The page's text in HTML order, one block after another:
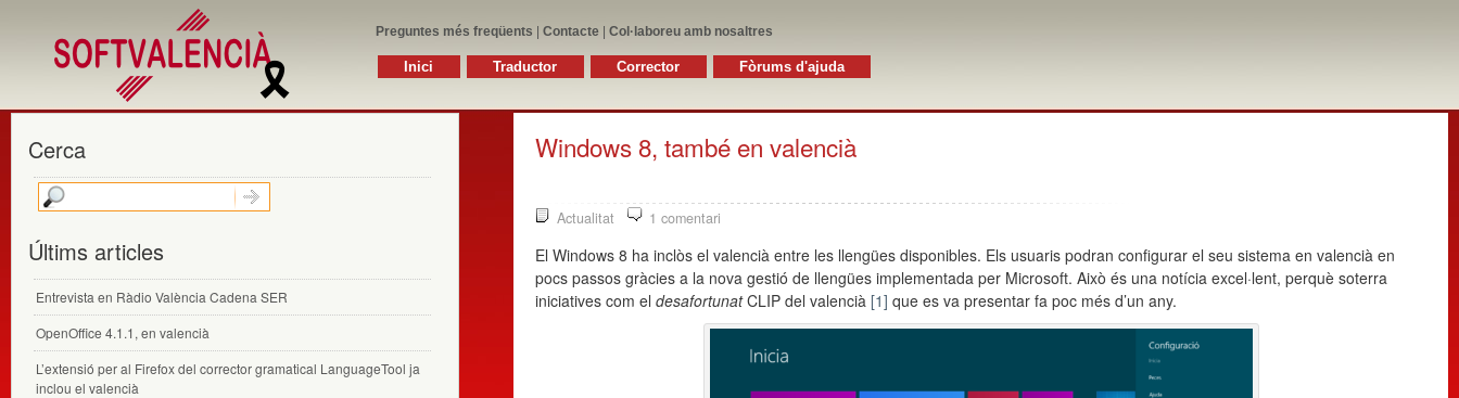
Preguntes més freqüents Contacte Col·laboreu amb nosaltres
Inici Traductor Corrector Fòrums d'ajuda
Windows 8, també en valencià
Actualitat 1 comentari
El Windows 8 ha inclòs el valencià entre les llengües disponibles. Els usuaris podran configurar el seu sistema en valencià en
pocs passos gràcies a la nova gestió de llengües implementada per Microsoft. Això és una notícia excel·lent, perquè soterra
iniciatives com eldesafortunatCLIP del valencià [1] que es va presentar fa poc més d’un any.
Cerca
Últims articles
Entrevista en Ràdio València Cadena SER
OpenOffice 4.1.1, en valencià
L’extensió per al Firefox del corrector gramatical LanguageTool ja
inclou el valencià